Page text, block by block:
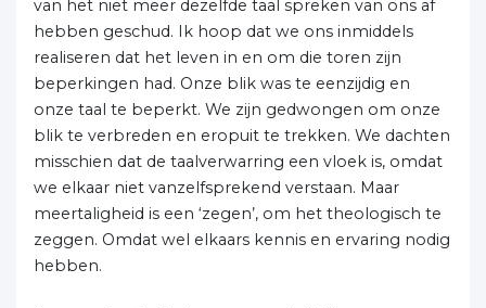
van het niet meer dezelfde taal spreken van ons af
hebben geschud. Ik hoop dat we ons inmiddels
realiseren dat het leven in en om die toren zijn
beperkingen had. Onze blik was te eenzijdig en
onze taal te beperkt. We zijn gedwongen om onze
blik te verbreden en eropuit te trekken. We dachten
misschien dat de taalverwarring een vloek is, omdat
we elkaar niet vanzelfsprekend verstaan. Maar
meertaligheid is een ‘zegen’, om het theologisch te
zeggen. Omdat wel elkaars kennis en ervaring nodig
hebben.